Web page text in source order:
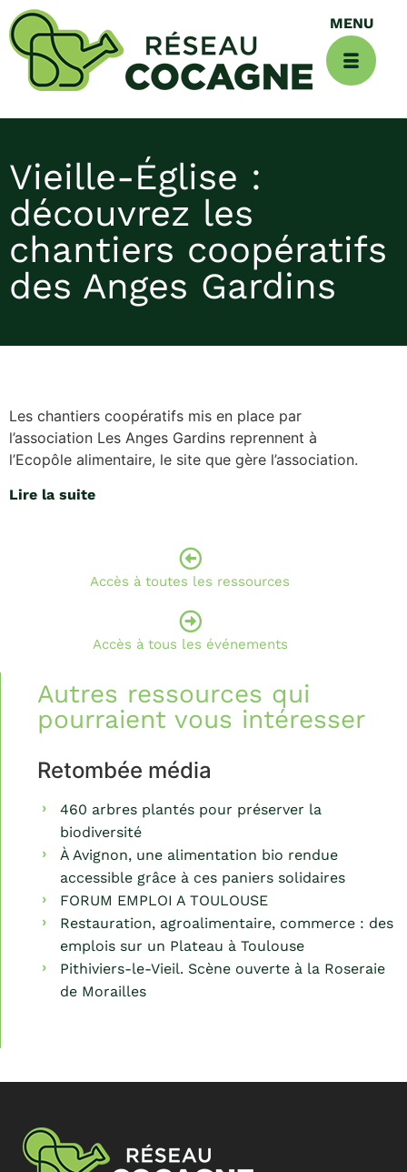
Vieille-Église :
découvrez les
chantiers coopératifs
des Anges Gardins
Les chantiers coopératifs mis en place par
l’association Les Anges Gardins reprennent à
l’Ecopôle alimentaire, le site que gère l’association.
Lire la suite
Accès à toutes les ressources
Accès à tous les événements
Autres ressources qui
pourraient vous intéresser
Retombée média
460 arbres plantés pour préserver la
biodiversité
À Avignon, une alimentation bio rendue
accessible grâce à ces paniers solidaires
FORUM EMPLOI A TOULOUSE
Restauration, agroalimentaire, commerce : des
emplois sur un Plateau à Toulouse
Pithiviers-le-Vieil. Scène ouverte à la Roseraie
de Morailles